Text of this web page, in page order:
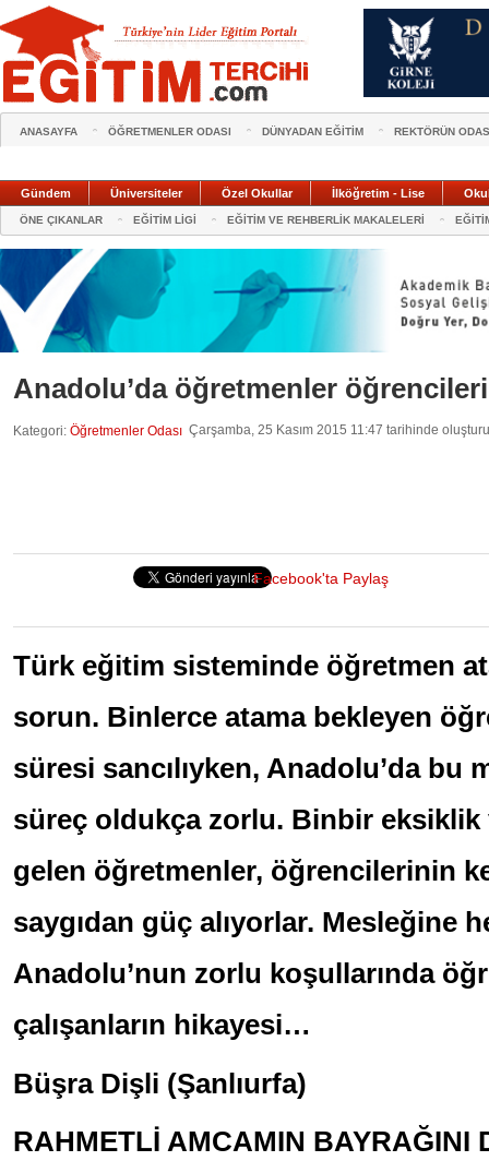
ANASAYFA ÖĞRETMENLER ODASI DÜNYADAN EĞİTİM REKTÖRÜN
Gündem Üniversiteler Özel Okullar İlköğretim - Lise
ÖNE ÇIKANLAR EĞİTİM LİGİ EĞİTİM VE REHBERLİK MAKALELERİ
Anadolu’da öğretmenler
Kategori: Öğretmenler Odası Çarşamba, 25 Kasım 2015 11:47 tarihinde
Facebook'ta Paylaş
Türk eğitim sisteminde öğretmen
sorun. Binlerce atama bekleyen
süresi sancılıyken, Anadolu’da bu
süreç oldukça zorlu. Binbir eksiklik
gelen öğretmenler, öğrencilerinin
saygıdan güç alıyorlar. Mesleğine
Anadolu’nun zorlu koşullarında
çalışanların hikayesi…
Büşra Dişli (Şanlıurfa)
RAHMETLİ AMCAMIN BAYRAĞINI